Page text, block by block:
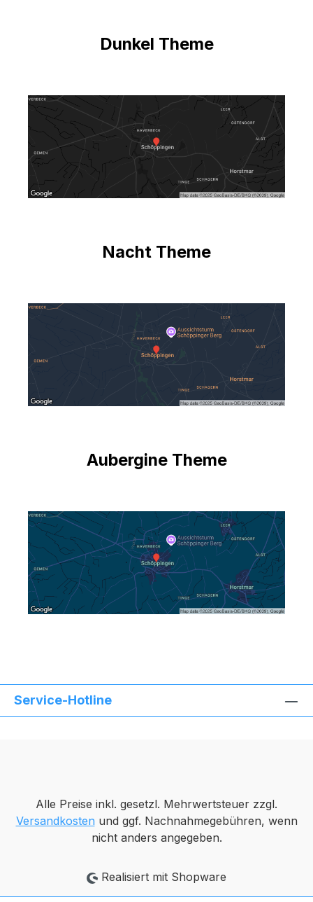
Dunkel Theme
Nacht Theme
Aubergine Theme
Service-Hotline
Alle Preise inkl. gesetzl. Mehrwertsteuer zzgl.
Versandkosten und ggf. Nachnahmegebühren, wenn
nicht anders angegeben.
Realisiert mit Shopware